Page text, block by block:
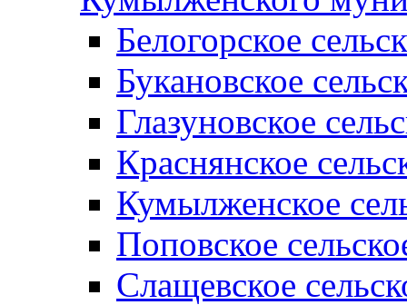
Белогорское
Букановское
Глазуновское
Краснянское
Кумылженское
Поповское
Слащевское